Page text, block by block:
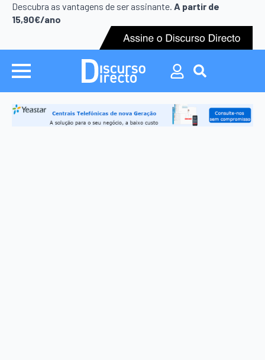
Descubra as vantagens de ser assinante. A partir de
15,90€/ano
Search
for:
Search